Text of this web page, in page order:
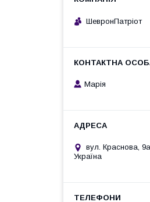
ШевронПатріот
Марія
вул. Краснова,
Україна